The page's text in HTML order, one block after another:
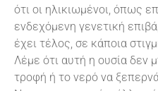
ότι οι ηλικιωμένοι, όπως
ενδεχόμενη γενετική
έχει τέλος, σε κάποια
Λέμε ότι αυτή η ουσία δεν
τροφή ή το νερό να